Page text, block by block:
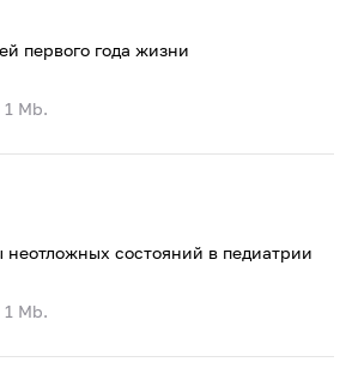
первого года жизни
1 Mb.
состояний в педиатрии
1 Mb.